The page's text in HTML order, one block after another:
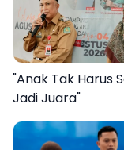
"Anak Tak Harus
Jadi Juara"